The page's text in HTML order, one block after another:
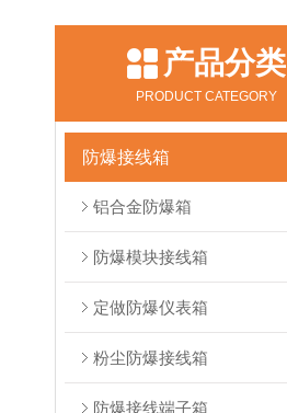
产品分类
PRODUCT CATEGORY
防爆接线箱
铝合金防爆箱
防爆模块接线箱
定做防爆仪表箱
粉尘防爆接线箱
防爆接线端子箱